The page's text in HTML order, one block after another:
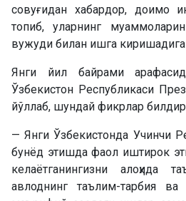
совуғидан хабардор, доимо
топиб, уларнинг
вужуди билан ишга
Янги йил байрами
Ўзбекистон Республикаси
йўллаб, шундай фикрлар
— Янги Ўзбекистонда Учинчи
бунёд этишда фаол иштирок
келаётганингизни алоҳида
авлоднинг таълим-тарбия